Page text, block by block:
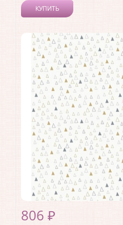
КУПИТЬ
Коллекция: Horizons
Длина рулона:10.05
Ширина рулона:1.06
Материал покрытия: Виниловое
Страна:Франция
Материал основы:Флизелин
Раппорт: <>
806 ₽